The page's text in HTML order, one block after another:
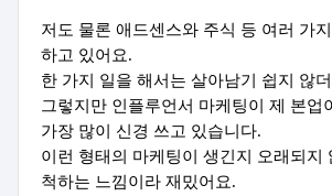
저도 물론 애드센스와 주식 등 여러 가
하고 있어요.
한 가지 일을 해서는 살아남기 쉽지 않
그렇지만 인플루언서 마케팅이 제 본업
가장 많이 신경 쓰고 있습니다.
이런 형태의 마케팅이 생긴지 오래되지
척하는 느낌이라 재밌어요.